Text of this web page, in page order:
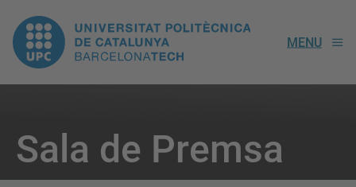
UPC.
Universitat
de
MENU
Sala de Premsa
here: